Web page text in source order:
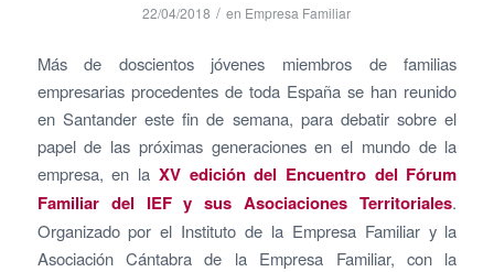
22/04/2018 / en Empresa Familiar
Más de doscientos jóvenes miembros de familias
empresarias procedentes de toda España se han reunido
en Santander este fin de semana, para debatir sobre el
papel de las próximas generaciones en el mundo de la
empresa, en la XV edición del Encuentro del Fórum
Familiar del IEF y sus Asociaciones Territoriales.
Organizado por el Instituto de la Empresa Familiar y la
Asociación Cántabra de la Empresa Familiar, con la